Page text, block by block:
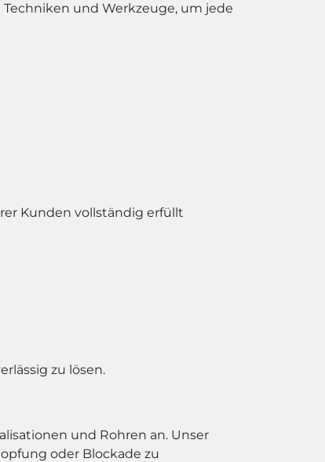
und Werkzeuge, um jede
Kunden vollständig erfüllt
zu lösen.
und Rohren an. Unser
oder Blockade zu